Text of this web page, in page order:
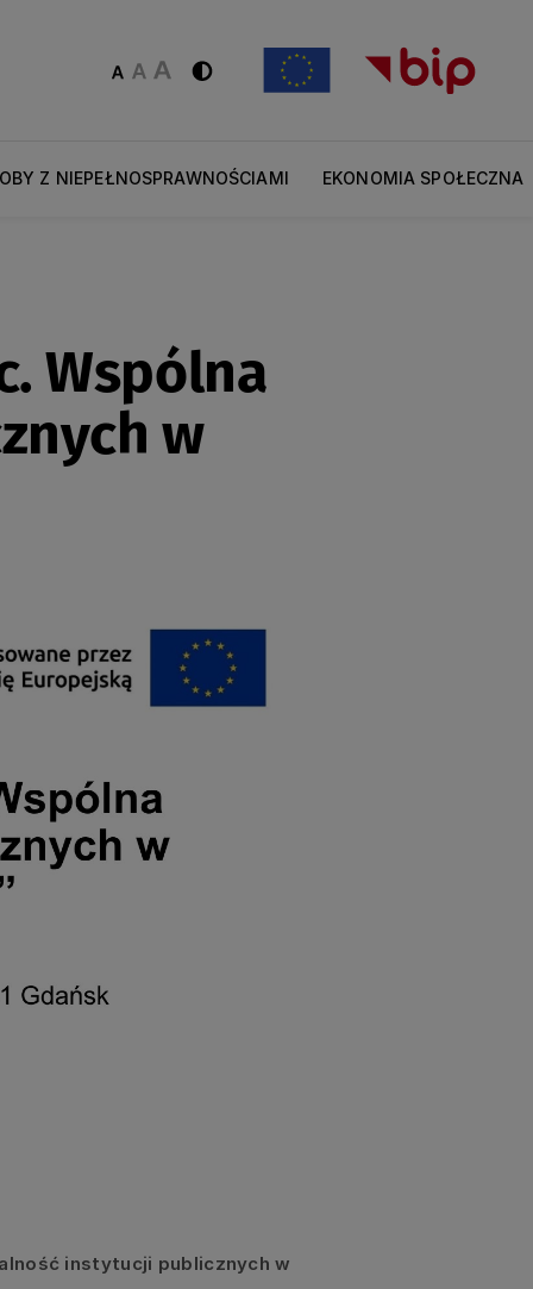
Z NIEPEŁNOSPRAWNOŚCIAMI EKONOMIA SPOŁECZNA
Wspólna
w
instytucji publicznych w